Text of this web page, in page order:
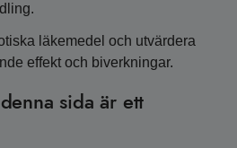
läkemedel och utvärdera
effekt och biverkningar.
sida är ett